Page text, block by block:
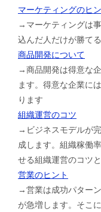
マーケティングのヒ
→マーケティングは
込んだ人だけが勝て
商品開発について
→商品開発は得意な
ます。得意な企業に
ります
組織運営のコツ
→ビジネスモデルが
成します。組織稼働
せる組織運営のコツ
営業のヒント
→営業は成功パター
が急増します。そこ